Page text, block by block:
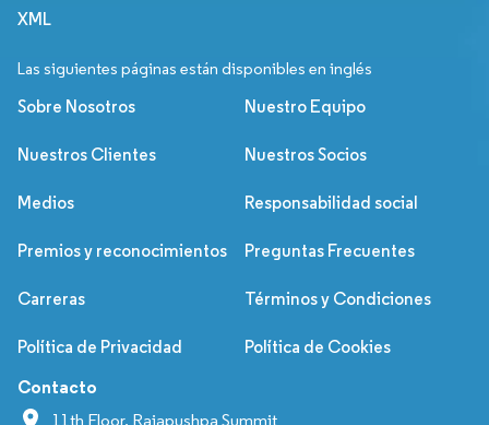
XML
Las siguientes páginas están disponibles en inglés
Sobre Nosotros Nuestro Equipo
Nuestros Clientes Nuestros Socios
Medios Responsabilidad social
Premios y reconocimientos Preguntas Frecuentes
Carreras Términos y Condiciones
Política de Privacidad Política de Cookies
Contacto
11th Floor, Rajapushpa Summit